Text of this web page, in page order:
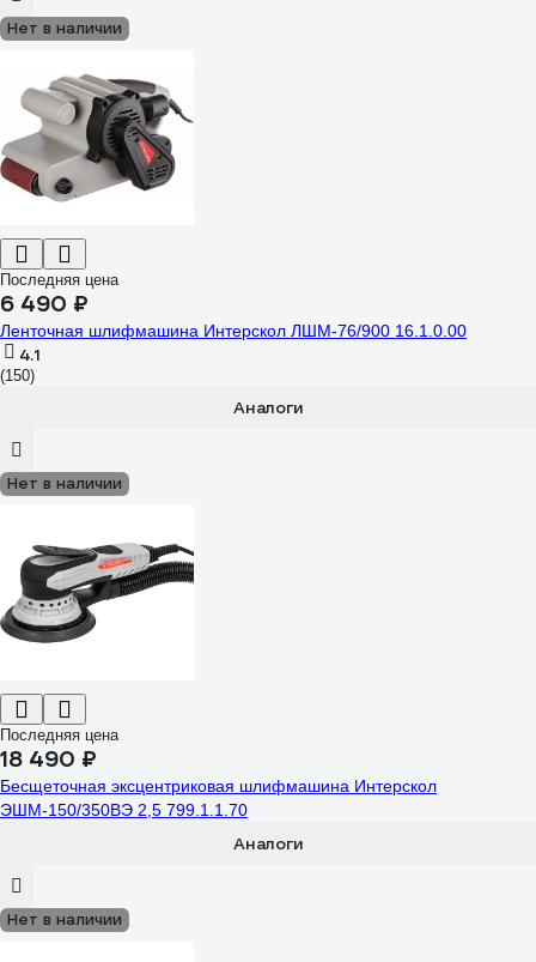
Нет в наличии
Последняя цена
6 490 ₽
Ленточная шлифмашина Интерскол ЛШМ-76/900 16.1.0.00
4.1
(150)
Аналоги
Нет в наличии
Последняя цена
18 490 ₽
Бесщеточная эксцентриковая шлифмашина Интерскол
ЭШМ-150/350ВЭ 2,5 799.1.1.70
Аналоги
Нет в наличии